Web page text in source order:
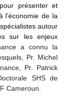
présenter et
l’économie de la
autour
sur les enjeux
a connu la
Pr. Michel
Pr. Patrick
SHS de
Cameroun.